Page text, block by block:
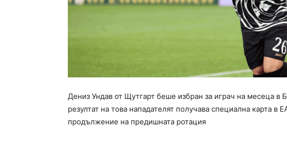
Дениз Ундав от Щутгарт беше избран за играч на месеца в
резултат на това нападателят получава специална карта в
продължение на предишната ротация